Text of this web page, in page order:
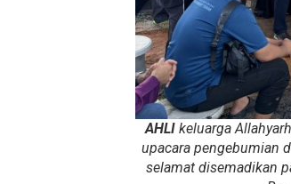
AHLI keluarga
upacara pengebumian
selamat disemadikan